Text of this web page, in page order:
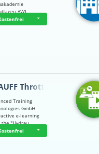
BWL
Throttle…
Training
GmbH
e-learning
the "Hydrau…